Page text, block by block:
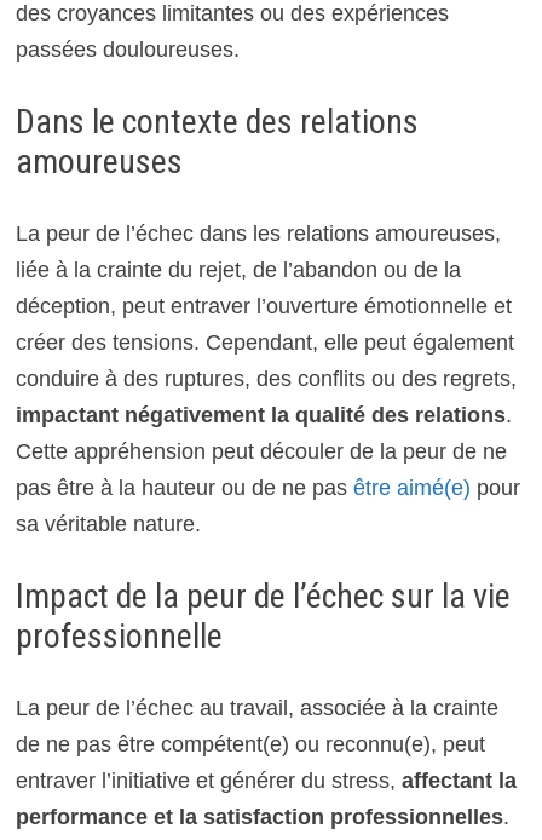
des croyances limitantes ou des expériences
passées douloureuses.
Dans le contexte des relations
amoureuses
La peur de l’échec dans les relations amoureuses,
liée à la crainte du rejet, de l’abandon ou de la
déception, peut entraver l’ouverture émotionnelle et
créer des tensions. Cependant, elle peut également
conduire à des ruptures, des conflits ou des regrets,
impactant négativement la qualité des relations.
Cette appréhension peut découler de la peur de ne
pas être à la hauteur ou de ne pas être aimé(e) pour
sa véritable nature.
Impact de la peur de l’échec sur la vie
professionnelle
La peur de l’échec au travail, associée à la crainte
de ne pas être compétent(e) ou reconnu(e), peut
entraver l’initiative et générer du stress, affectant la
performance et la satisfaction professionnelles.